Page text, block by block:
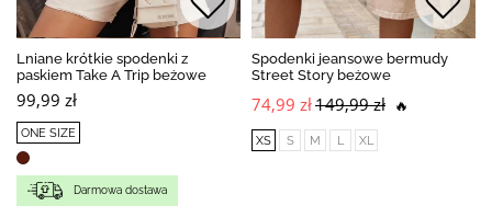
Lniane krótkie spodenki z
paskiem Take A Trip beżowe
99,99 zł
ONE SIZE
Darmowa dostawa
Spodenki jeansowe bermudy
Street Story beżowe
74,99 zł149,99 zł 🔥
XS S M L XL